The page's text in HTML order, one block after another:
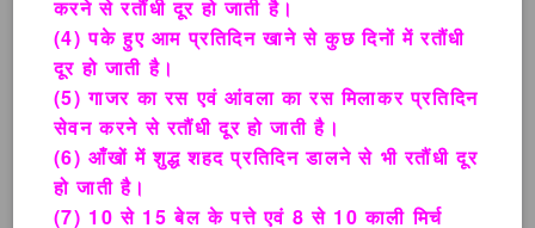
करने से रतौंधी दूर हो जाती है।
(4) पके हुए आम प्रतिदिन खाने से कुछ दिनों में रतौंधी
दूर हो जाती है।
(5) गाजर का रस एवं आंवला का रस मिलाकर प्रतिदिन
सेवन करने से रतौंधी दूर हो जाती है।
(6) आँखों में शुद्ध शहद प्रतिदिन डालने से भी रतौंधी दूर
हो जाती है।
(7) 10 से 15 बेल के पत्ते एवं 8 से 10 काली मिर्च